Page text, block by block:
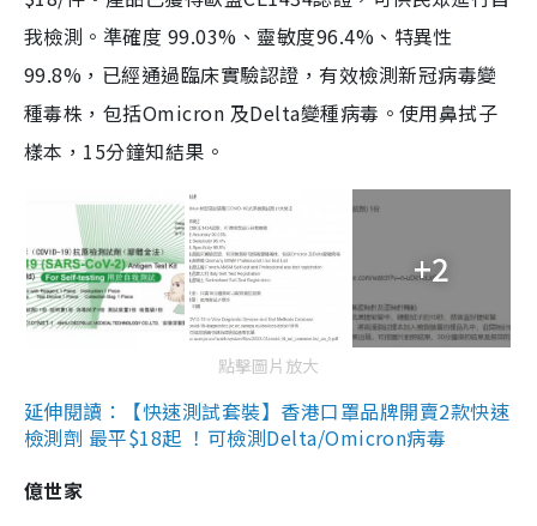
我檢測。準確度 99.03%、靈敏度96.4%、特異性
99.8%，已經通過臨床實驗認證，有效檢測新冠病毒變
種毒株，包括Omicron 及Delta變種病毒。使用鼻拭子
樣本，15分鐘知結果。
+2
點擊圖片放大
延伸閱讀：【快速測試套裝】香港口罩品牌開賣2款快速
檢測劑 最平$18起 ！可檢測Delta/Omicron病毒
億世家